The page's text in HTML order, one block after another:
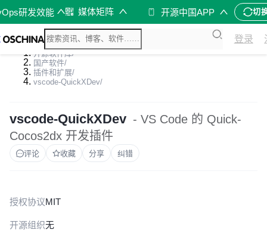
研发效能 媒体矩阵 开源中国APP 切
登录
开源软件库/
国产软件/
插件和扩展/
vscode-QuickXDev/
vscode-QuickXDev - VS Code 的 Quick-
Cocos2dx 开发插件
评论 收藏 分享 纠错
授权协议MIT
开源组织无